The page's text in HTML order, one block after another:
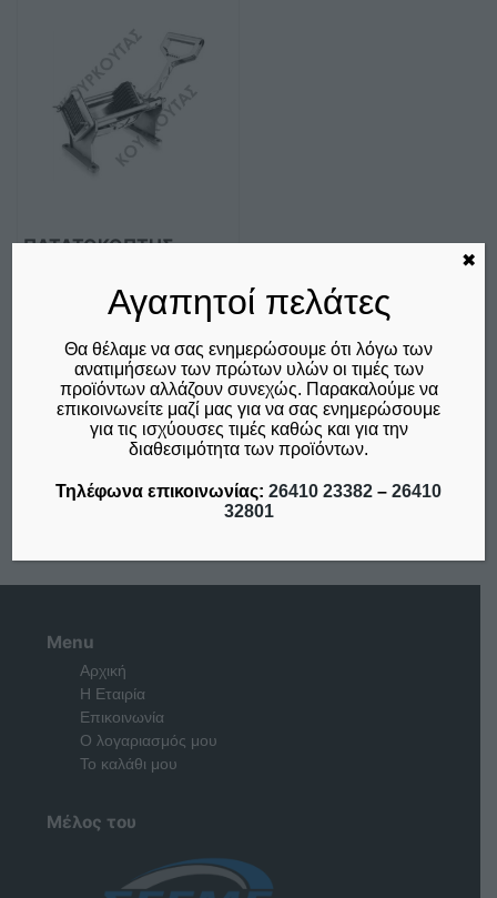
ΠΑΤΑΤΟΚΟΠΤΗΣ
Φ.Π.Α. 24%
Προσθήκη στο καλάθι
Σύγκριση
Menu
Αρχική
Η Εταιρία
Επικοινωνία
Ο λογαριασμός μου
Το καλάθι μου
Μέλος του
Αγαπητοί πελάτες
Θα θέλαμε να σας ενημερώσουμε ότι λόγω των
ανατιμήσεων των πρώτων υλών οι τιμές των
προϊόντων αλλάζουν συνεχώς. Παρακαλούμε να
επικοινωνείτε μαζί μας για να σας ενημερώσουμε
για τις ισχύουσες τιμές καθώς και για την
διαθεσιμότητα των προϊόντων.
Τηλέφωνα επικοινωνίας: 26410 23382 – 26410
32801
✖